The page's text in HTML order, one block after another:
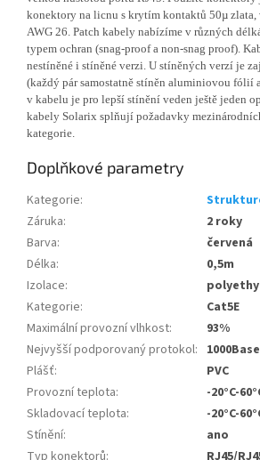
konektory na licnu s krytím kontaktů 50µ
AWG 26. Patch kabely nabízíme v různých
typem ochran (snag-proof a non-snag proof).
nestíněné i stíněné verzi. U stíněných verzí je
(každý pár samostatně stíněn aluminiovou fólií
v kabelu je pro lepší stínění veden ještě jeden
kabely Solarix splňují požadavky
kategorie.
Doplňkové parametry
Kategorie:
Záruka:
2 roky
Barva:
červená
Délka:
0,5m
Izolace:
Kategorie:
Cat5E
Maximální provozní vlhkost:
93%
Nejvyšší podporovaný protokol:
Plášť:
PVC
Provozní teplota:
-20°C-
Skladovací teplota:
-20°C-
Stínění:
ano